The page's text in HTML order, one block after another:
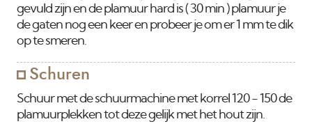
gevuld zijn en de plamuur hard is ( 30 min ) plamuur je
de gaten nog een keer en probeer je om er 1 mm te dik
op te smeren.
Schuren
Schuur met de schuurmachine met korrel 120 - 150 de
plamuurplekken tot deze gelijk met het hout zijn.